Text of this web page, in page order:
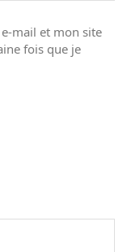
mail et mon site
fois que je